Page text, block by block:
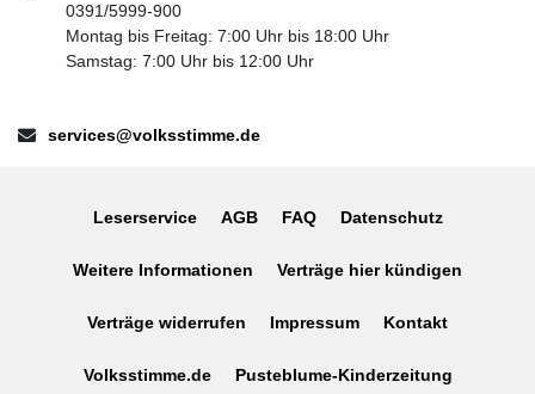
0391/5999-900
Montag bis Freitag: 7:00 Uhr bis 18:00 Uhr
Samstag: 7:00 Uhr bis 12:00 Uhr
E-Mail:services@volksstimme.de
Leserservice AGB FAQ Datenschutz
Weitere Informationen Verträge hier kündigen
Verträge widerrufen Impressum Kontakt
Volksstimme.de Pusteblume-Kinderzeitung